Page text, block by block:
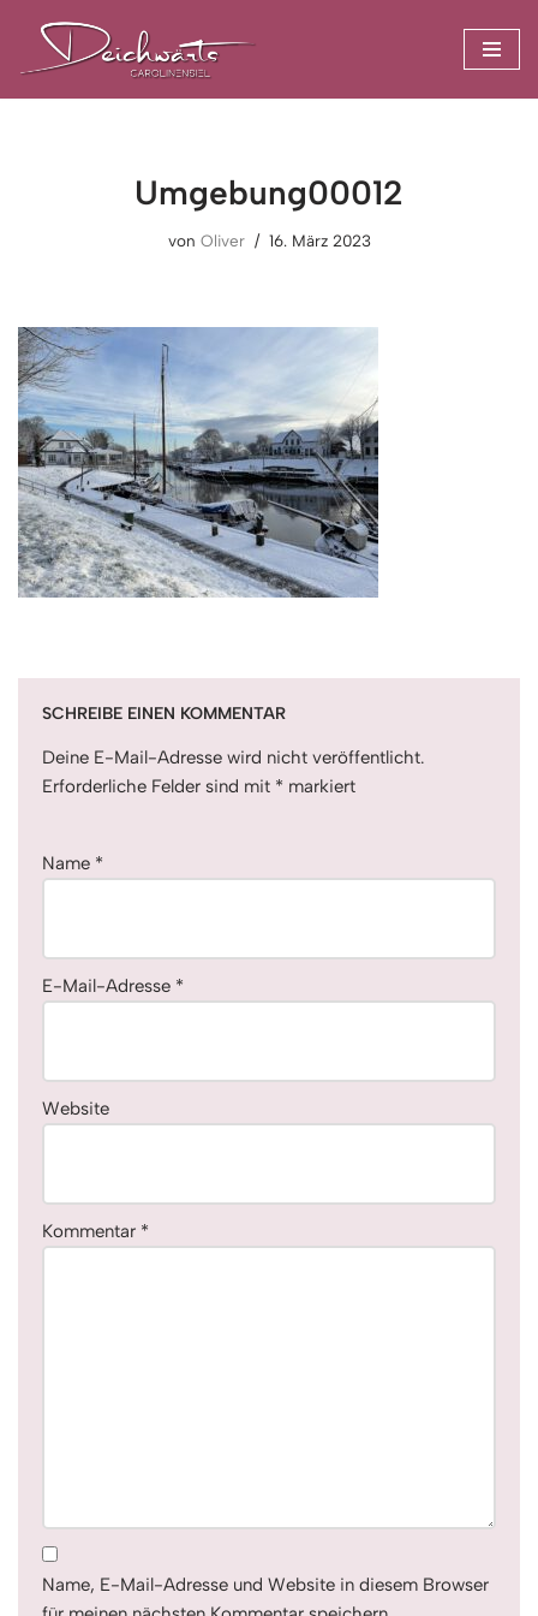
Zum
Inhalt
Umgebung00012
von Oliver 16. März 2023
SCHREIBE EINEN KOMMENTAR
Deine E-Mail-Adresse wird nicht veröffentlicht.
Erforderliche Felder sind mit * markiert
Name *
E-Mail-Adresse *
Website
Kommentar *
Name, E-Mail-Adresse und Website in diesem Browser